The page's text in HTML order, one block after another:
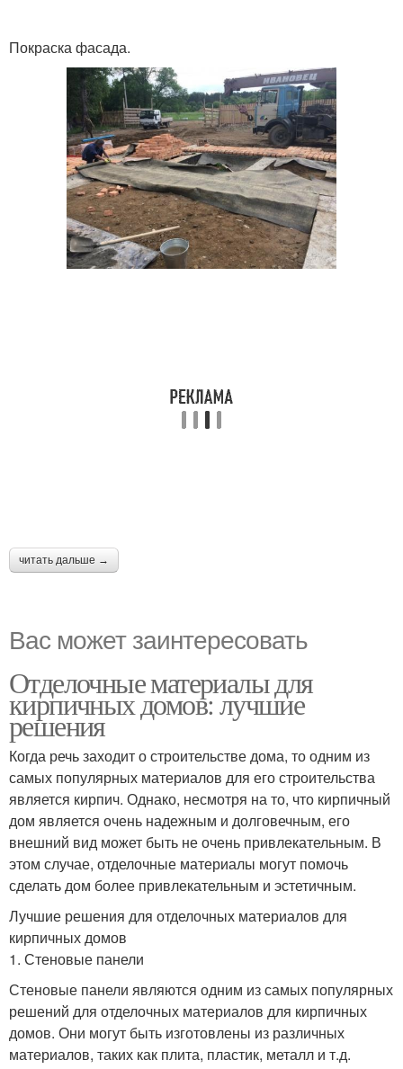
Покраска фасада.
читать дальше →
Вас может заинтересовать
Отделочные материалы для
кирпичных домов: лучшие
решения
Когда речь заходит о строительстве дома, то одним из
самых популярных материалов для его строительства
является кирпич. Однако, несмотря на то, что кирпичный
дом является очень надежным и долговечным, его
внешний вид может быть не очень привлекательным. В
этом случае, отделочные материалы могут помочь
сделать дом более привлекательным и эстетичным.
Лучшие решения для отделочных материалов для
кирпичных домов
1. Стеновые панели
Стеновые панели являются одним из самых популярных
решений для отделочных материалов для кирпичных
домов. Они могут быть изготовлены из различных
материалов, таких как плита, пластик, металл и т.д.